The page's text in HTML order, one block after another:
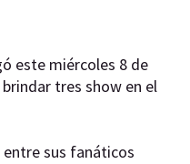
este miércoles 8 de
tres show en el
sus fanáticos